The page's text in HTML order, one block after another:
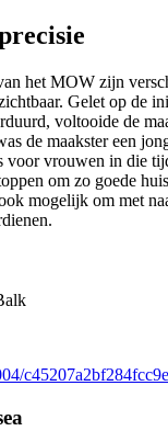
het MOW zijn
Gelet op de
voltooide de
de maakster een
voor vrouwen in die
om zo goede
mogelijk om met